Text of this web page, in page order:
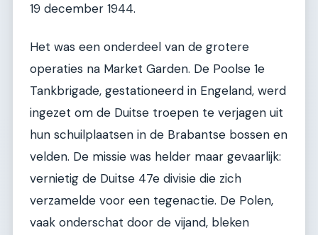
19 december 1944.
Het was een onderdeel van de grotere
operaties na Market Garden. De Poolse 1e
Tankbrigade, gestationeerd in Engeland, werd
ingezet om de Duitse troepen te verjagen uit
hun schuilplaatsen in de Brabantse bossen en
velden. De missie was helder maar gevaarlijk:
vernietig de Duitse 47e divisie die zich
verzamelde voor een tegenactie. De Polen,
vaak onderschat door de vijand, bleken